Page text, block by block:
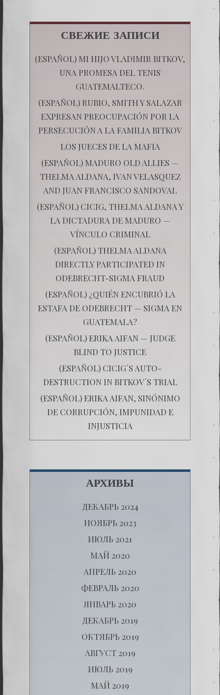
СВЕЖИЕ ЗАПИСИ
(ESPAÑOL) MI HIJO VLADIMIR BITKOV,
UNA PROMESA DEL TENIS
GUATEMALTECO.
(ESPAÑOL) RUBIO, SMITH Y SALAZAR
EXPRESAN PREOCUPACIÓN POR LA
PERSECUCIÓN A LA FAMILIA BITKOV
LOS JUECES DE LA MAFIA
(ESPAÑOL) MADURO OLD ALLIES —
THELMA ALDANA, IVAN VELASQUEZ
AND JUAN FRANCISCO SANDOVAL
(ESPAÑOL) CICIG, THELMA ALDANA Y
LA DICTADURA DE MADURO —
VÍNCULO CRIMINAL
(ESPAÑOL) THELMA ALDANA
DIRECTLY PARTICIPATED IN
ODEBRECHT-SIGMA FRAUD
(ESPAÑOL) ¿QUIÉN ENCUBRIÓ LA
ESTAFA DE ODEBRECHT — SIGMA EN
GUATEMALA?
(ESPAÑOL) ERIKA AIFAN — JUDGE
BLIND TO JUSTICE
(ESPAÑOL) CICIG´S AUTO-
DESTRUCTION IN BITKOV´S TRIAL
(ESPAÑOL) ERIKA AIFAN, SINÓNIMO
DE CORRUPCIÓN, IMPUNIDAD E
INJUSTICIA
АРХИВЫ
ДЕКАБРЬ 2024
НОЯБРЬ 2023
ИЮЛЬ 2021
МАЙ 2020
АПРЕЛЬ 2020
ФЕВРАЛЬ 2020
ЯНВАРЬ 2020
ДЕКАБРЬ 2019
ОКТЯБРЬ 2019
АВГУСТ 2019
ИЮЛЬ 2019
МАЙ 2019